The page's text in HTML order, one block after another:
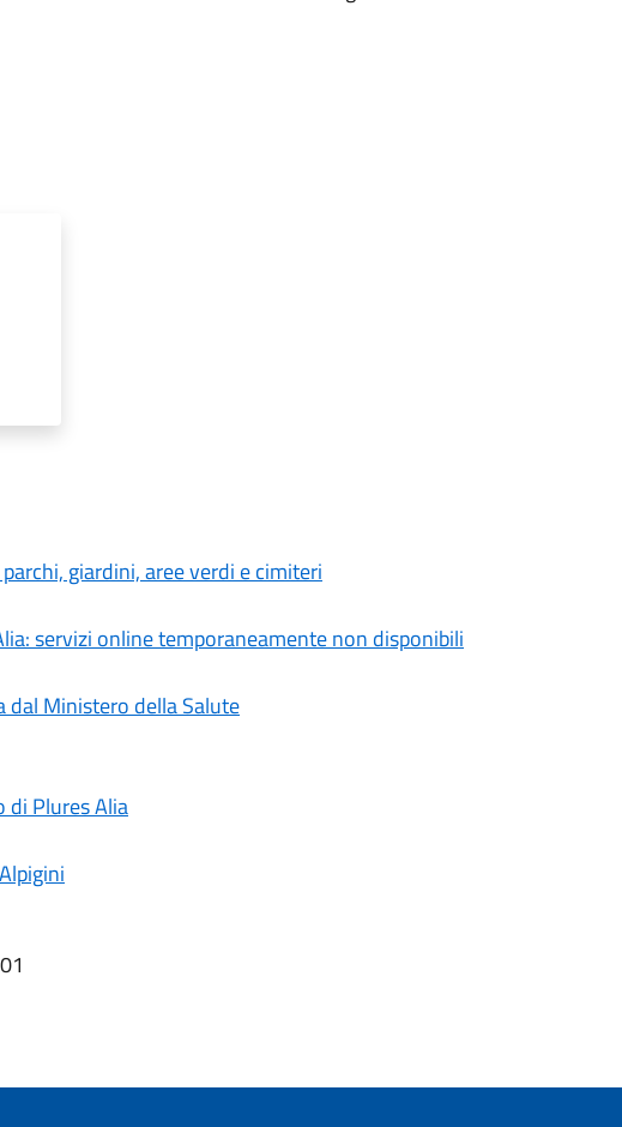
giardini, aree verdi e cimiteri
servizi online temporaneamente non disponibili
dal Ministero della Salute
di Plures Alia